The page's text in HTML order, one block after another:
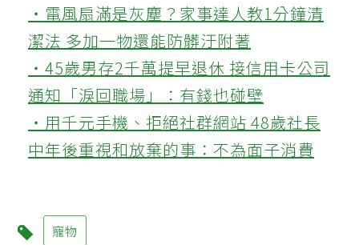
‧電風扇滿是灰塵？家事達人教1分鐘清
潔法 多加一物還能防髒汙附著
‧45歲男存2千萬提早退休 接信用卡公司
通知「淚回職場」：有錢也碰壁
‧用千元手機、拒絕社群網站 48歲社長
中年後重視和放棄的事：不為面子消費
寵物